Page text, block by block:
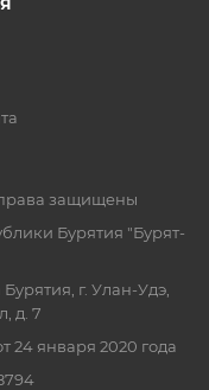
защищены
Бурятия "Бурят-
г. Улан-Удэ,
д. 7
24 января 2020 года